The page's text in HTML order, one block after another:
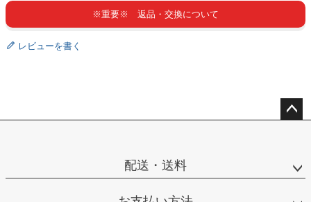
※重要※ 返品・交換について
レビューを書く
配送・送料